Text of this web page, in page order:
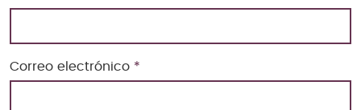
Correo electrónico *